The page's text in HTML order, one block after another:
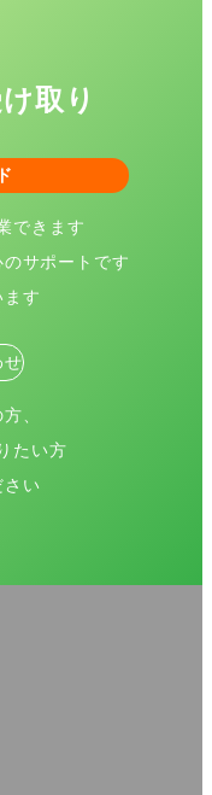
取り
できます
サポートです
ます
せ
、
たい方
い